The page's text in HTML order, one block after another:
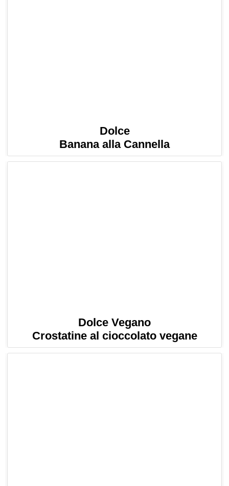
Dolce
Banana alla Cannella
Dolce Vegano
Crostatine al cioccolato vegane